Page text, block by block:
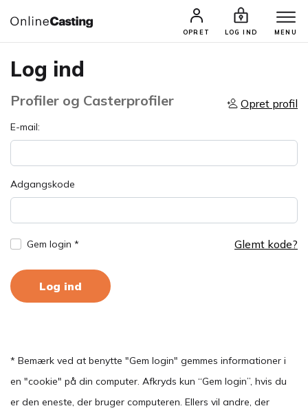
OPRET LOG IND MENU
Log ind
Profiler og Casterprofiler Opret profil
E-mail:
Adgangskode
Gem login * Glemt kode?
Log ind
* Bemærk ved at benytte "Gem login" gemmes informationer i
en "cookie" på din computer. Afkryds kun “Gem login”, hvis du
er den eneste, der bruger computeren. Ellers vil andre, der